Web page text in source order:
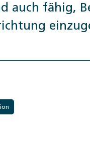
auch fähig,